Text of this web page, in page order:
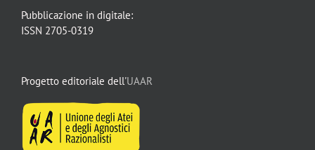
Pubblicazione in digitale:
ISSN 2705-0319
Progetto editoriale dell'UAAR